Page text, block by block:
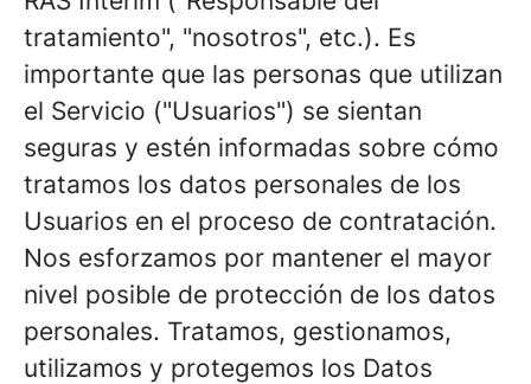
tratamiento", "nosotros", etc.). Es
importante que las personas que utilizan
el Servicio ("Usuarios") se sientan
seguras y estén informadas sobre cómo
tratamos los datos personales de los
Usuarios en el proceso de contratación.
Nos esforzamos por mantener el mayor
nivel posible de protección de los datos
personales. Tratamos, gestionamos,
utilizamos y protegemos los Datos